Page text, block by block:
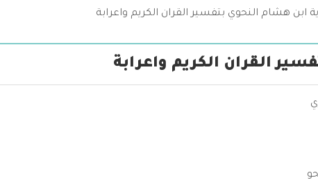
ابن هشام النحوي بتفسير القران الكريم واعرابة
القران الكريم واعرابة